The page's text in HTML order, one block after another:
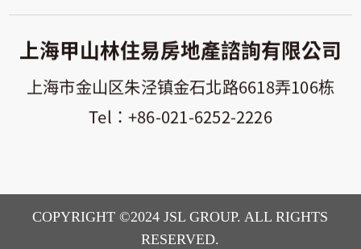
上海甲山林住易房地產諮詢有限公司
上海市金山区朱泾镇金石北路6618弄106栋
+86-021-6252-2226
COPYRIGHT ©2024 JSL GROUP. ALL RIGHTS
RESERVED.